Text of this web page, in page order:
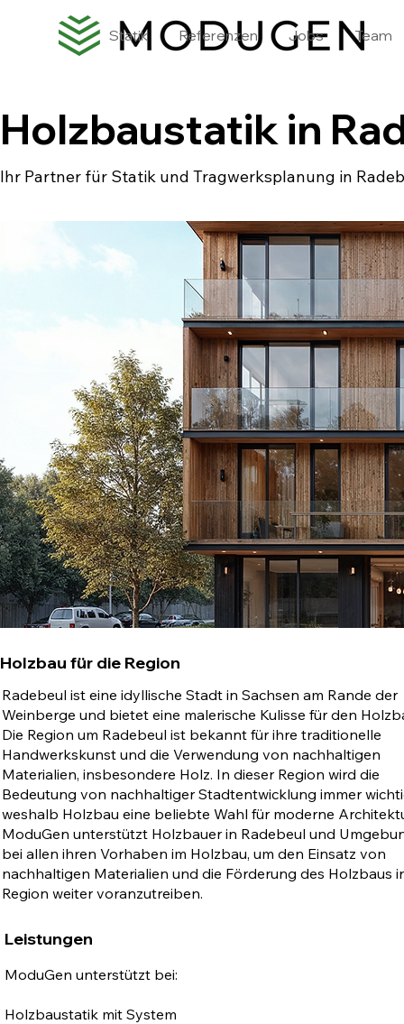
Statik Referenzen Jobs Team
Holzbaustatik in
Ihr Partner für Statik und Tragwerksplanung in
Holzbau für die Region
Radebeul ist eine idyllische Stadt in Sachsen am Rande der
Weinberge und bietet eine malerische Kulisse für den
Die Region um Radebeul ist bekannt für ihre traditionelle
Handwerkskunst und die Verwendung von nachhaltigen
Materialien, insbesondere Holz. In dieser Region wird die
Bedeutung von nachhaltiger Stadtentwicklung immer
weshalb Holzbau eine beliebte Wahl für moderne
ModuGen unterstützt Holzbauer in Radebeul und
bei allen ihren Vorhaben im Holzbau, um den Einsatz von
nachhaltigen Materialien und die Förderung des Holzbaus
Region weiter voranzutreiben.
Leistungen
ModuGen unterstützt bei:
Holzbaustatik mit System